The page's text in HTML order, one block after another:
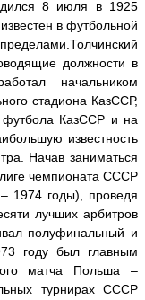
8 июля в 1925
в футбольной
должности в
начальником
стадиона КазССР,
футбола КазССР и на
известность
Начав заниматься
чемпионата СССР
1974 годы), проведя
лучших арбитров
полуфинальный и
году был главным
матча Польша –
турнирах СССР